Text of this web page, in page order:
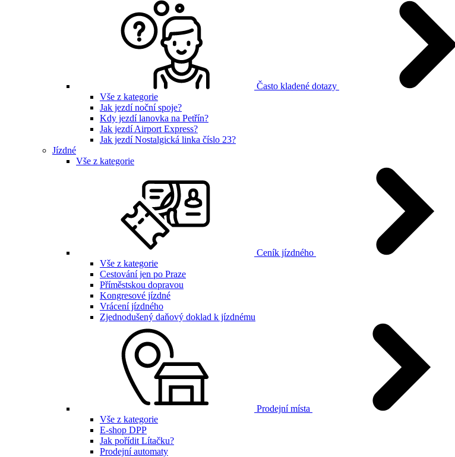
Často kladené dotazy
Vše z kategorie
Jak jezdí noční spoje?
Kdy jezdí lanovka na Petřín?
Jak jezdí Airport Express?
Jak jezdí Nostalgická linka číslo 23?
Jízdné
Vše z kategorie
Ceník jízdného
Vše z kategorie
Cestování jen po Praze
Příměstskou dopravou
Kongresové jízdné
Vrácení jízdného
Zjednodušený daňový doklad k jízdnému
Prodejní místa
Vše z kategorie
E-shop DPP
Jak pořídit Lítačku?
Prodejní automaty